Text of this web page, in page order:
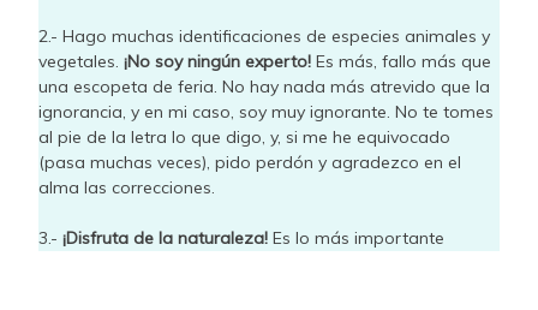
2.- Hago muchas identificaciones de especies animales y
vegetales. ¡No soy ningún experto! Es más, fallo más que
una escopeta de feria. No hay nada más atrevido que la
ignorancia, y en mi caso, soy muy ignorante. No te tomes
al pie de la letra lo que digo, y, si me he equivocado
(pasa muchas veces), pido perdón y agradezco en el
alma las correcciones.
3.- ¡Disfruta de la naturaleza! Es lo más importante